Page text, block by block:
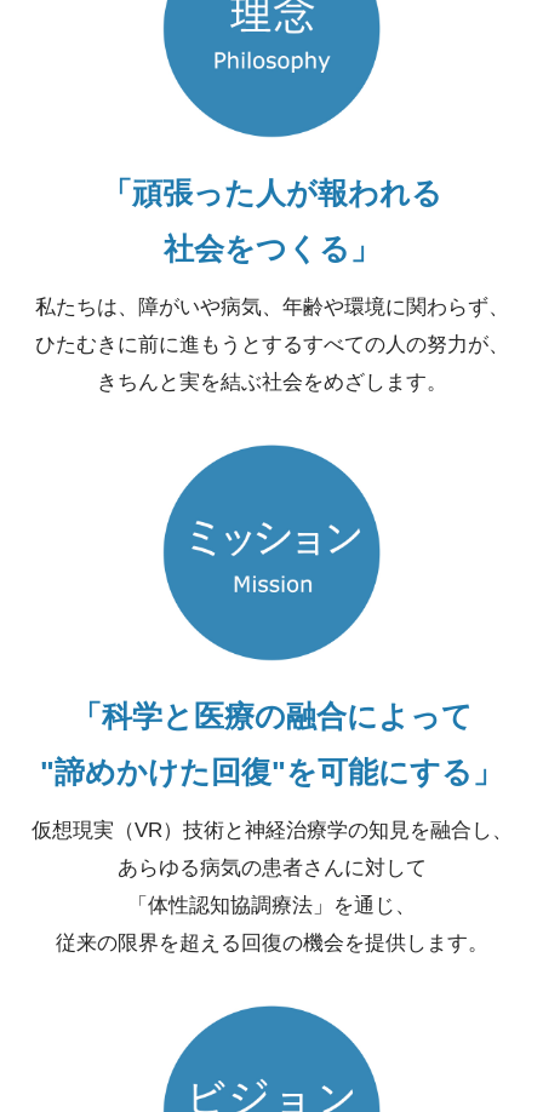
「頑張った人が報われる
社会をつくる」
私たちは、障がいや病気、年齢や環境に関わらず、
ひたむきに前に進もうとするすべての人の努力が、
きちんと実を結ぶ社会をめざします。
「科学と医療の融合によって
"諦めかけた回復"を可能にする」
仮想現実（VR）技術と神経治療学の知見を融合し、
あらゆる病気の患者さんに対して
「体性認知協調療法」を通じ、
従来の限界を超える回復の機会を提供します。